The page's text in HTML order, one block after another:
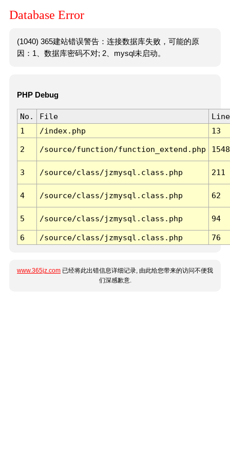
Database Error
(1040) 365建站错误警告：连接数据库失败，可能的原
因：1、数据库密码不对; 2、mysql未启动。
PHP Debug
No. File
Line
1
/index.php 13
2 /source/function/function_extend.php 1548
3 /source/class/jzmysql.class.php 211
4 /source/class/jzmysql.class.php 62
5 /source/class/jzmysql.class.php 94
6 /source/class/jzmysql.class.php 76
www.365jz.com 已经将此出错信息详细记录, 由此给您带来的访问不便我
们深感歉意.